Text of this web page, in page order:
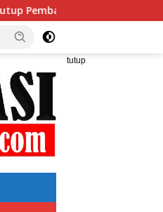
Belum Berizin di
tutup